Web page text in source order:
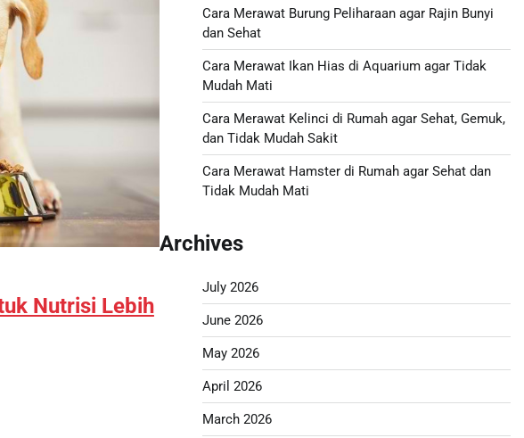
Nutrisi Lebih
Cara Merawat Burung Peliharaan agar Rajin Bunyi
dan Sehat
Cara Merawat Ikan Hias di Aquarium agar Tidak
Mudah Mati
Cara Merawat Kelinci di Rumah agar Sehat, Gemuk,
dan Tidak Mudah Sakit
Cara Merawat Hamster di Rumah agar Sehat dan
Tidak Mudah Mati
Archives
July 2026
June 2026
May 2026
April 2026
March 2026